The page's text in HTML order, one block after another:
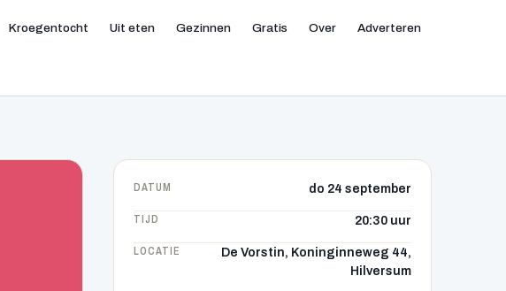
Kroegentocht Uit eten Gezinnen Gratis Over Adverteren
DATUM do 24 september
TIJD 20:30 uur
LOCATIE
De Vorstin, Koninginneweg 44,
Hilversum